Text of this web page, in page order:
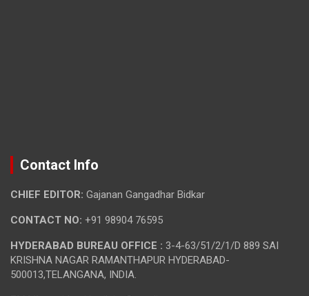
Contact Info
CHIEF EDITOR: Gajanan Gangadhar Bidkar
CONTACT NO: +91 98904 76595
HYDERABAD BUREAU OFFICE : 3-4-63/51/2/1/D 889 SAI
KRISHNA NAGAR RAMANTHAPUR HYDERABAD-
500013,TELANGANA, INDIA.